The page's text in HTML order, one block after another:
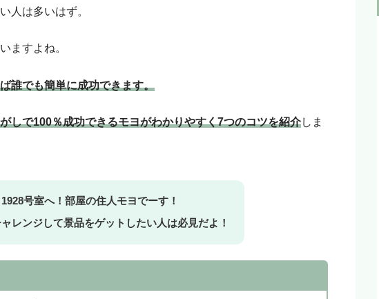
はアフィリエイトリンクから購入していただけると嬉しいです！
人は多いはず。
ますよね。
誰でも簡単に成功できます。
しで100％成功できるモヨがわかりやすく7つのコツを紹介しま
号室へ！部屋の住人モヨでーす！
レンジして景品をゲットしたい人は必見だよ！